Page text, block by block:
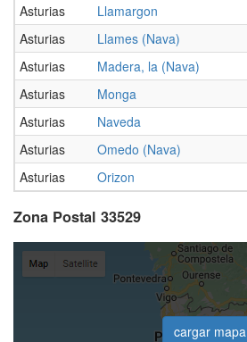
Asturias
Llamargon
Asturias
Llames (Nava)
Asturias
Madera, la (Nava)
Asturias
Monga
Asturias
Naveda
Asturias
Omedo (Nava)
Asturias
Orizon
Zona Postal 33529
cargar mapa